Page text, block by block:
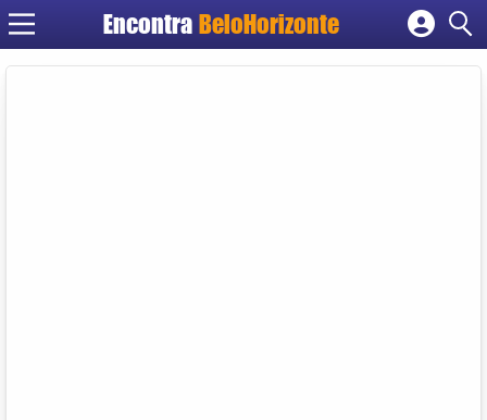
Encontra BeloHorizonte
Cadastrar empresa